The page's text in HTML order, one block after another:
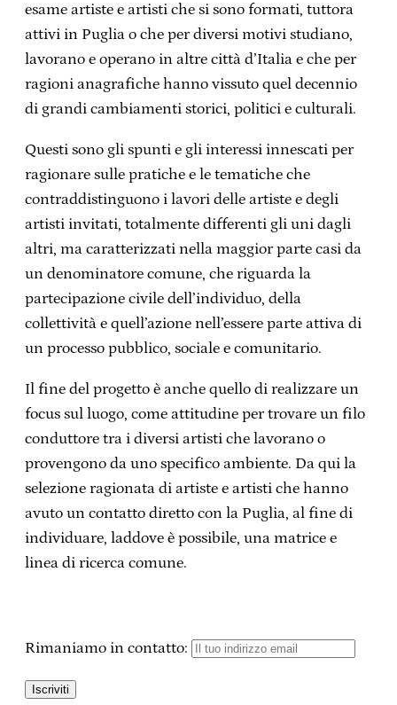
esame artiste e artisti che si sono formati, tuttora
attivi in Puglia o che per diversi motivi studiano,
lavorano e operano in altre città d’Italia e che per
ragioni anagrafiche hanno vissuto quel decennio
di grandi cambiamenti storici, politici e culturali.
Questi sono gli spunti e gli interessi innescati per
ragionare sulle pratiche e le tematiche che
contraddistinguono i lavori delle artiste e degli
artisti invitati, totalmente differenti gli uni dagli
altri, ma caratterizzati nella maggior parte casi da
un denominatore comune, che riguarda la
partecipazione civile dell’individuo, della
collettività e quell’azione nell’essere parte attiva di
un processo pubblico, sociale e comunitario.
Il fine del progetto è anche quello di realizzare un
focus sul luogo, come attitudine per trovare un filo
conduttore tra i diversi artisti che lavorano o
provengono da uno specifico ambiente. Da qui la
selezione ragionata di artiste e artisti che hanno
avuto un contatto diretto con la Puglia, al fine di
individuare, laddove è possibile, una matrice e
linea di ricerca comune.
Rimaniamo in contatto: